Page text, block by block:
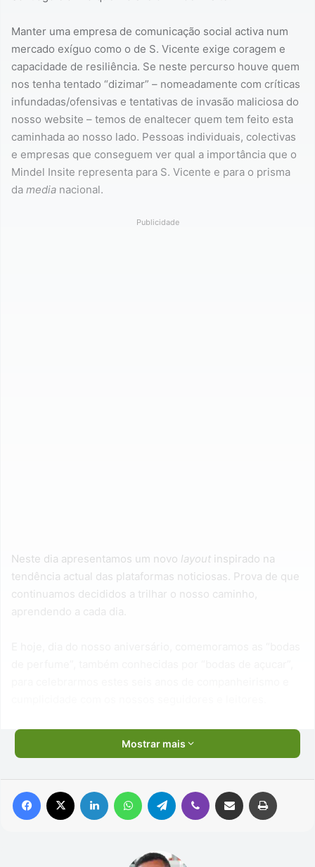
Manter uma empresa de comunicação social activa num
mercado exíguo como o de S. Vicente exige coragem e
capacidade de resiliência. Se neste percurso houve quem
nos tenha tentado “dizimar” – nomeadamente com críticas
infundadas/ofensivas e tentativas de invasão maliciosa do
nosso website – temos de enaltecer quem tem feito esta
caminhada ao nosso lado. Pessoas individuais, colectivas
e empresas que conseguem ver qual a importância que o
Mindel Insite representa para S. Vicente e para o prisma
da media nacional.
Publicidade
Neste dia apresentamos um novo layout inspirado na
tendência actual das plataformas noticiosas. Prova de que
continuamos decididos a trilhar o nosso caminho,
aprendendo a cada dia.
Mostrar mais
Facebook Linkedin WhatsAppTelegram Viber Compartilhar via e-mail